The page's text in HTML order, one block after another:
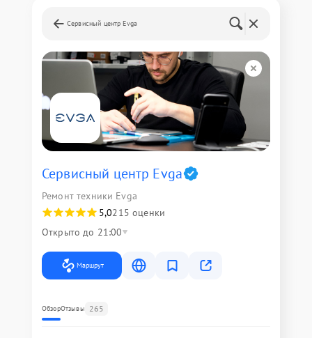
Сервисный центр Evga
Сервисный центр Evga
Ремонт техники Evga
5,0215 оценки
Открыто до 21:00
Маршрут
ОбзорОтзывы 265